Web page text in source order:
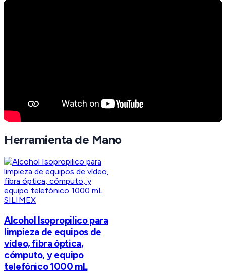
Herramienta de Mano
SILIMEX
Alcohol Isopropilico para
limpieza de equipos de
vídeo, fibra óptica,
cómputo, y equipo
telefónico 1000 mL